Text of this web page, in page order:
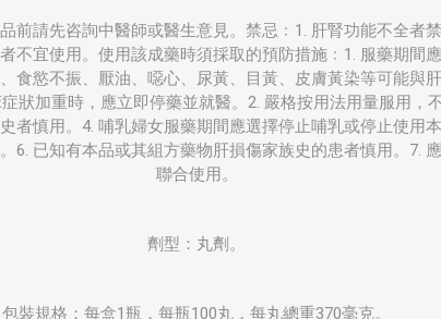
前請先咨詢中醫師或醫生意見。禁忌﹕1. 肝腎功能不全者
不宜使用。使用該成藥時須採取的預防措施﹕1. 服藥期間
食慾不振、厭油、噁心、尿黃、目黃、皮膚黃染等可能與
狀加重時，應立即停藥並就醫。2. 嚴格按用法用量服用，
者慎用。4. 哺乳婦女服藥期間應選擇停止哺乳或停止使用
6. 已知有本品或其組方藥物肝損傷家族史的患者慎用。7.
聯合使用。
劑型：丸劑。
包裝規格：每盒1瓶，每瓶100丸，每丸總重370毫克。